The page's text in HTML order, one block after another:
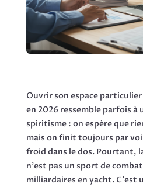
Ouvrir son espace
en 2026 ressemble parfois à
spiritisme : on espère que
mais on finit toujours par
froid dans le dos. Pourtant,
n'est pas un sport de
milliardaires en yacht. C'est